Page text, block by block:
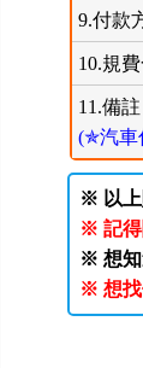
9.付款
10.規
11.備註
(✯汽車
※ 以上
※ 記得
※ 想知
※ 想找